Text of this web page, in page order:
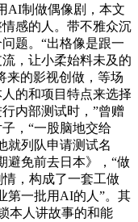
AI制做偶像剧，本文
感的人。带不雅众沉
题。“出格像是跟一
，让小柔始料未及的
来的影视创做，等场
的和项目特点来选择
内部测试时，”曾赠
，“一股脑地交给
就列队申请测试名
避免前去日本》，“做
，构成了一套工做
第一批用AI的人”。其
本人讲故事的和能